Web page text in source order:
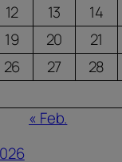
12 13 14
19 20 21
26 27 28
« Feb.